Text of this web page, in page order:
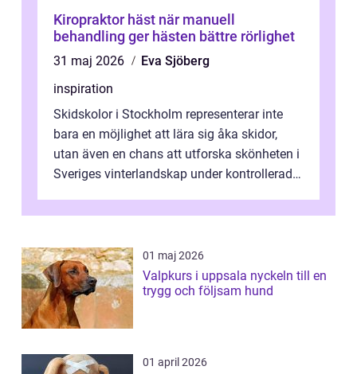
Kiropraktor häst när manuell
behandling ger hästen bättre rörlighet
31 maj 2026
Eva Sjöberg
inspiration
Skidskolor i Stockholm representerar inte
bara en möjlighet att lära sig åka skidor,
utan även en chans att utforska skönheten i
Sveriges vinterlandskap under kontrollerade
01 maj 2026
Valpkurs i uppsala nyckeln till en
trygg och följsam hund
01 april 2026